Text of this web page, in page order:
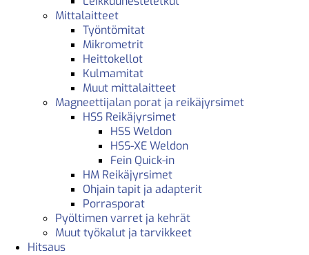
Mittalaitteet
Työntömitat
Mikrometrit
Heittokellot
Kulmamitat
Muut mittalaitteet
Magneettijalan porat ja reikäjyrsimet
HSS Reikäjyrsimet
HSS Weldon
HSS-XE Weldon
Fein Quick-in
HM Reikäjyrsimet
Ohjain tapit ja adapterit
Porrasporat
Pyöltimen varret ja kehrät
Muut työkalut ja tarvikkeet
Hitsaus